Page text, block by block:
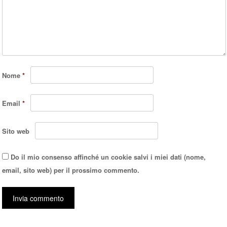
Nome*
Email*
Sito web
Do il mio consenso affinché un cookie salvi i miei dati (nome,
email, sito web) per il prossimo commento.